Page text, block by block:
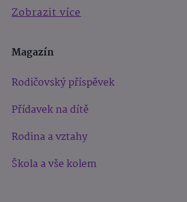
Zobrazit více
Magazín
Rodičovský příspěvek
Přídavek na dítě
Rodina a vztahy
Škola a vše kolem